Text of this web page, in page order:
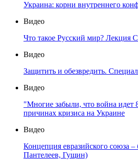
Украина: корни внутреннего
Видео
Что такое Русский мир? Лекция
Видео
Защитить и обезвредить.
Видео
"Многие забыли, что война идет
причинах кризиса на Украине
Видео
Концепция евразийского союза –
Пантелеев, Гущин)